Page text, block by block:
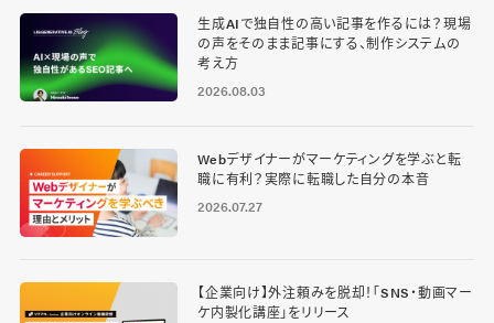
生成AIで独自性の高い記事を作るには？現場
の声をそのまま記事にする、制作システムの
考え方
2026.08.03
Webデザイナーがマーケティングを学ぶと転
職に有利？実際に転職した自分の本音
2026.07.27
【企業向け】外注頼みを脱却！「SNS・動画マー
ケ内製化講座」をリリース